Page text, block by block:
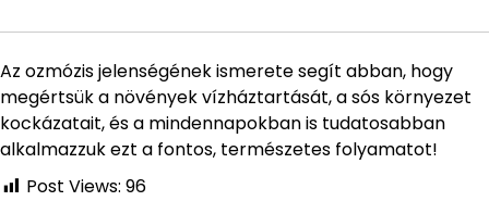
Az ozmózis jelenségének ismerete segít abban, hogy
megértsük a növények vízháztartását, a sós környezet
kockázatait, és a mindennapokban is tudatosabban
alkalmazzuk ezt a fontos, természetes folyamatot!
Post Views: 96